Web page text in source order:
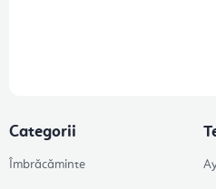
Categorii
Îmbrăcăminte